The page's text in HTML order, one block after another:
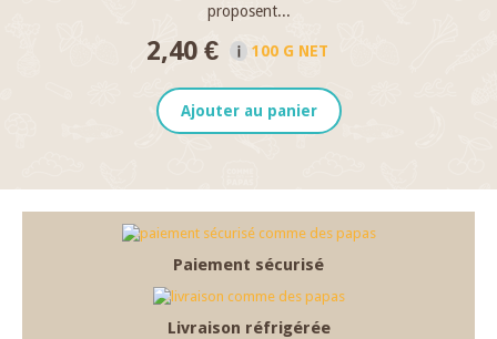
proposent...
2,40 € 100 G NET
Ajouter au panier
Paiement sécurisé
Livraison réfrigérée